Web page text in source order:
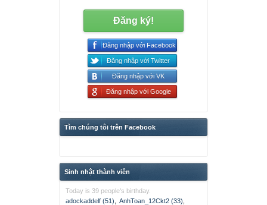
Đăng ký!
Đăng nhập với Facebook
Đăng nhập với Twitter
Đăng nhập với VK
Đăng nhập với Google
Tìm chúng tôi trên Facebook
Sinh nhật thành viên
Today is 39 people's birthday.
adockaddelf (51)
AnhToan_12Ckt2 (33)